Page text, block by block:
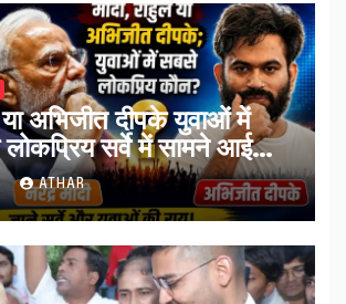
या अभिजीत दीपके युवाओं में
सर्वे में सामने आई
ATHAR